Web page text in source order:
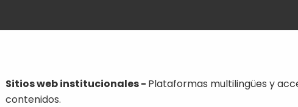
Sitios web institucionales - Plataformas multilingües y
contenidos.